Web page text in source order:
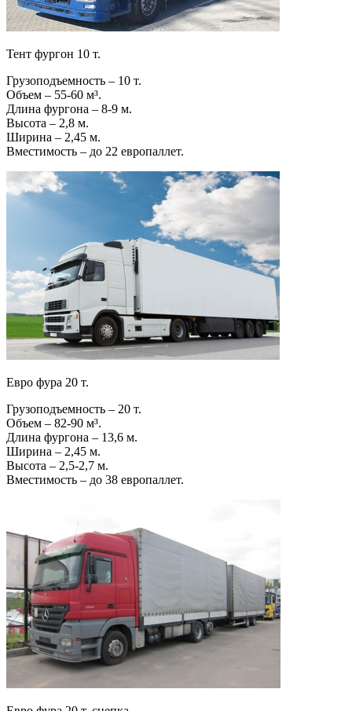
Тент фургон 10 т.
Грузоподъемность – 10 т.
Объем – 55-60 м³.
Длина фургона – 8-9 м.
Высота – 2,8 м.
Ширина – 2,45 м.
Вместимость – до 22 европаллет.
Евро фура 20 т.
Грузоподъемность – 20 т.
Объем – 82-90 м³.
Длина фургона – 13,6 м.
Ширина – 2,45 м.
Высота – 2,5-2,7 м.
Вместимость – до 38 европаллет.